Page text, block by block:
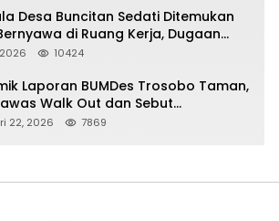
Desa Buncitan Sedati Ditemukan
di Ruang Kerja, Dugaan
Diri Menguat
10424
Laporan BUMDes Trosobo Taman,
Walk Out dan Sebut
22, 2026 7869